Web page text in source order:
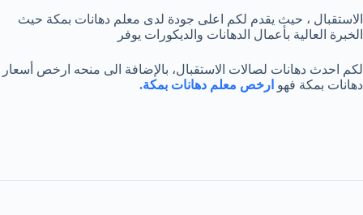
الاستقبال ، حيث يقدم لكم اعلى جودة لدى معلم دهانات بمكة حيث
الخبرة العالية بأعمال الدهانات والديكورات يوفر
لكم احدث دهانات لصالات الاستقبال، بالإضافة الى منحه ارخص أسعار
دهانات بمكة فهو ارخص معلم دهانات بمكة.